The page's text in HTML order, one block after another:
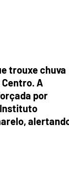
trouxe chuva
A
por